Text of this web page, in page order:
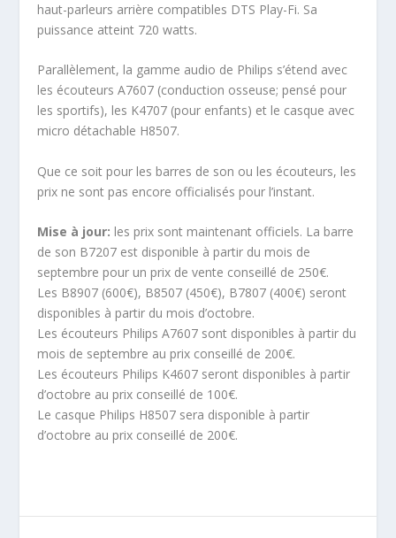
haut-parleurs arrière compatibles DTS Play-Fi. Sa
puissance atteint 720 watts.
Parallèlement, la gamme audio de Philips s’étend avec
les écouteurs A7607 (conduction osseuse; pensé pour
les sportifs), les K4707 (pour enfants) et le casque avec
micro détachable H8507.
Que ce soit pour les barres de son ou les écouteurs, les
prix ne sont pas encore officialisés pour l’instant.
Mise à jour: les prix sont maintenant officiels. La barre
de son B7207 est disponible à partir du mois de
septembre pour un prix de vente conseillé de 250€.
Les B8907 (600€), B8507 (450€), B7807 (400€) seront
disponibles à partir du mois d’octobre.
Les écouteurs Philips A7607 sont disponibles à partir du
mois de septembre au prix conseillé de 200€.
Les écouteurs Philips K4607 seront disponibles à partir
d’octobre au prix conseillé de 100€.
Le casque Philips H8507 sera disponible à partir
d’octobre au prix conseillé de 200€.